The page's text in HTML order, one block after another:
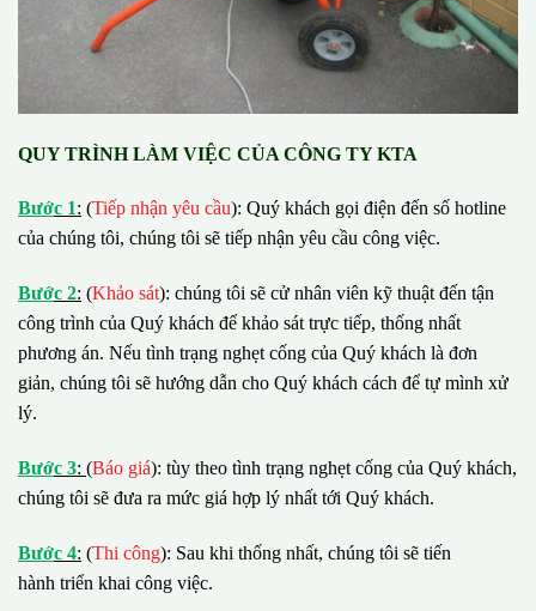
QUY TRÌNH LÀM VIỆC CỦA CÔNG TY KTA
Bước 1: (Tiếp nhận yêu cầu): Quý khách gọi điện đến số hotline
của chúng tôi, chúng tôi sẽ tiếp nhận yêu cầu công việc.
Bước 2: (Khảo sát): chúng tôi sẽ cử nhân viên kỹ thuật đến tận
công trình của Quý khách để khảo sát trực tiếp, thống nhất
phương án. Nếu tình trạng nghẹt cống của Quý khách là đơn
giản, chúng tôi sẽ hướng dẫn cho Quý khách cách để tự mình xử
lý.
Bước 3: (Báo giá): tùy theo tình trạng nghẹt cống của Quý khách,
chúng tôi sẽ đưa ra mức giá hợp lý nhất tới Quý khách.
Bước 4: (Thi công): Sau khi thống nhất, chúng tôi sẽ tiến
hành triển khai công việc.